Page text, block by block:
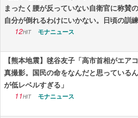
まったく腰が反っていない自衛官に称賛
自分が倒れるわけにいかない。日頃の訓
12HIT モナニュース
【熊本地震】毬谷友子「高市首相がエア
真撮影。国民の命をなんだと思っている
が低レベルすぎる」
11HIT モナニュース